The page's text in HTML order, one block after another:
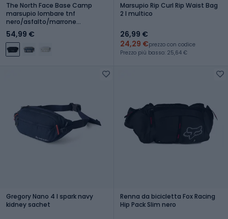
The North Face Base Camp
marsupio lombare tnf
nero/asfalto/marrone
fumé/marrone d'uso
54,99 €
Marsupio Rip Curl Rip Waist Bag
2 l multico
26,99 €
24,29 €prezzo con codice
Prezzo più basso: 25,64 €
Gregory Nano 4 l spark navy
kidney sachet
Renna da bicicletta Fox Racing
Hip Pack Slim nero